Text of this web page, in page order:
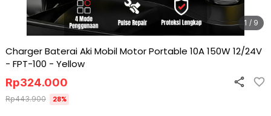
1 / 9
Charger Baterai Aki Mobil Motor Portable 10A 150W 12/24V
- FPT-100 - Yellow
Rp324.000
Rp443.900 28%